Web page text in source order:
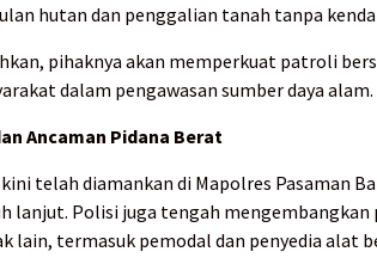
hutan dan penggalian tanah tanpa
pihaknya akan memperkuat patroli
dalam pengawasan sumber daya alam.
Ancaman Pidana Berat
telah diamankan di Mapolres Pasaman
lanjut. Polisi juga tengah mengembangkan
lain, termasuk pemodal dan penyedia alat